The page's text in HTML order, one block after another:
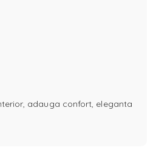
adauga confort, eleganta